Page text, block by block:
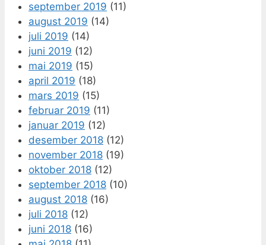
september 2019 (11)
august 2019 (14)
juli 2019 (14)
juni 2019 (12)
mai 2019 (15)
april 2019 (18)
mars 2019 (15)
februar 2019 (11)
januar 2019 (12)
desember 2018 (12)
november 2018 (19)
oktober 2018 (12)
september 2018 (10)
august 2018 (16)
juli 2018 (12)
juni 2018 (16)